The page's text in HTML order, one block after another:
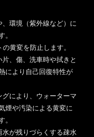
環境（紫外線など）に
。
黄変を防止します。
、傷、洗車時や拭きと
により自己回復特性が
により、ウォーターマ
煙や汚染による黄変に
。
が残りづらくする疎水